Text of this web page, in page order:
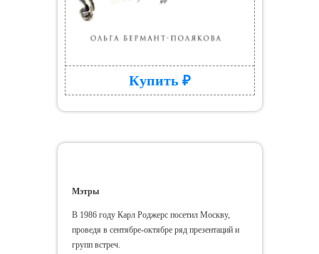
Купить ₽
Мэтры
В 1986 году Карл Роджерс посетил Москву,
проведя в сентябре-октябре ряд презентаций и
групп встреч.